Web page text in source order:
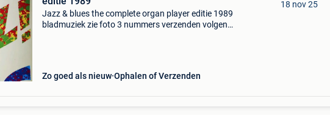
Jazz & blues the complete organ player editie 1989
bladmuziek zie foto 3 nummers verzenden volgens
Zo goed als nieuw Ophalen of Verzenden
18 nov 25